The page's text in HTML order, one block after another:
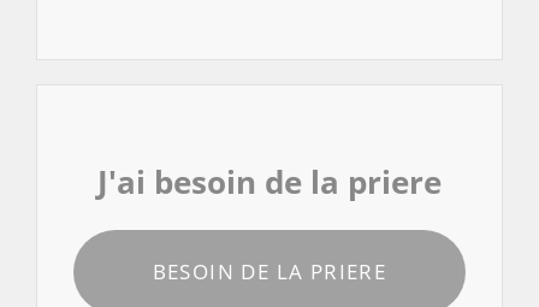
J'ai besoin de la priere
BESOIN DE LA PRIERE